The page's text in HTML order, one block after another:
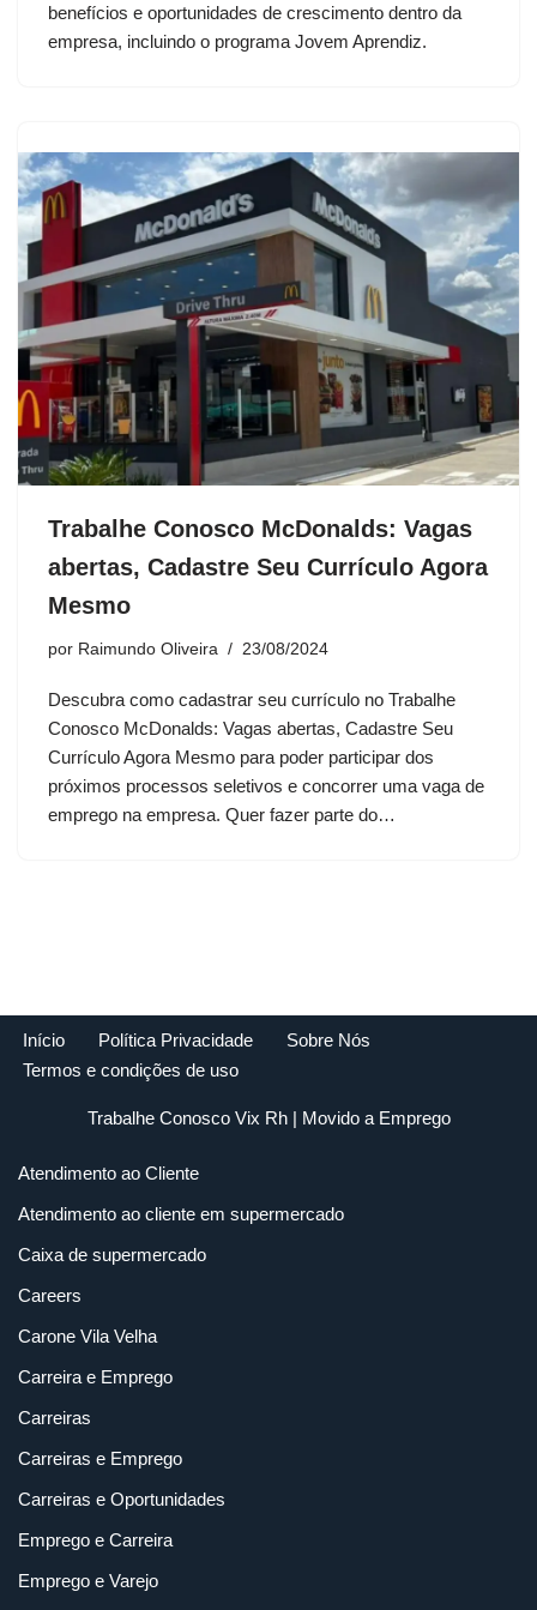
benefícios e oportunidades de crescimento dentro da
empresa, incluindo o programa Jovem Aprendiz.
Trabalhe Conosco McDonalds: Vagas
abertas, Cadastre Seu Currículo Agora
Mesmo
por Raimundo Oliveira 23/08/2024
Descubra como cadastrar seu currículo no Trabalhe
Conosco McDonalds: Vagas abertas, Cadastre Seu
Currículo Agora Mesmo para poder participar dos
próximos processos seletivos e concorrer uma vaga de
emprego na empresa. Quer fazer parte do…
Início Política Privacidade
Sobre Nós
Termos e condições de uso
Trabalhe Conosco Vix Rh| Movido a Emprego
Atendimento ao Cliente
Atendimento ao cliente em supermercado
Caixa de supermercado
Careers
Carone Vila Velha
Carreira e Emprego
Carreiras
Carreiras e Emprego
Carreiras e Oportunidades
Emprego e Carreira
Emprego e Varejo